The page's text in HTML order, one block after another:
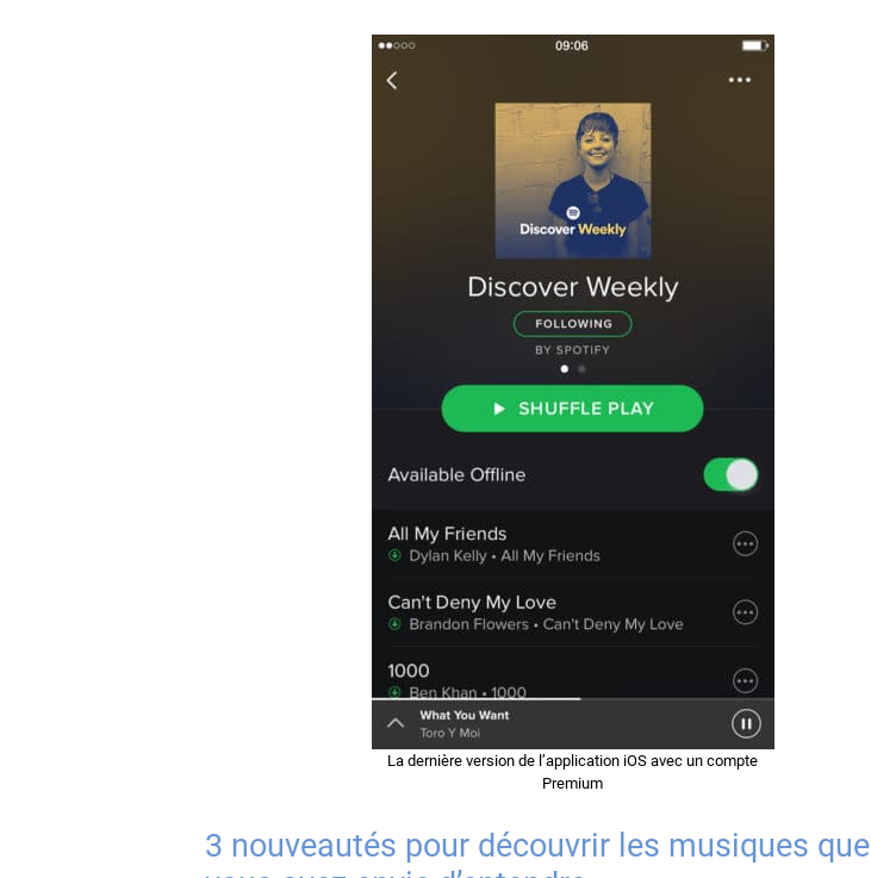
La dernière version de l’application iOS avec un compte
Premium
3 nouveautés pour découvrir les musiques que